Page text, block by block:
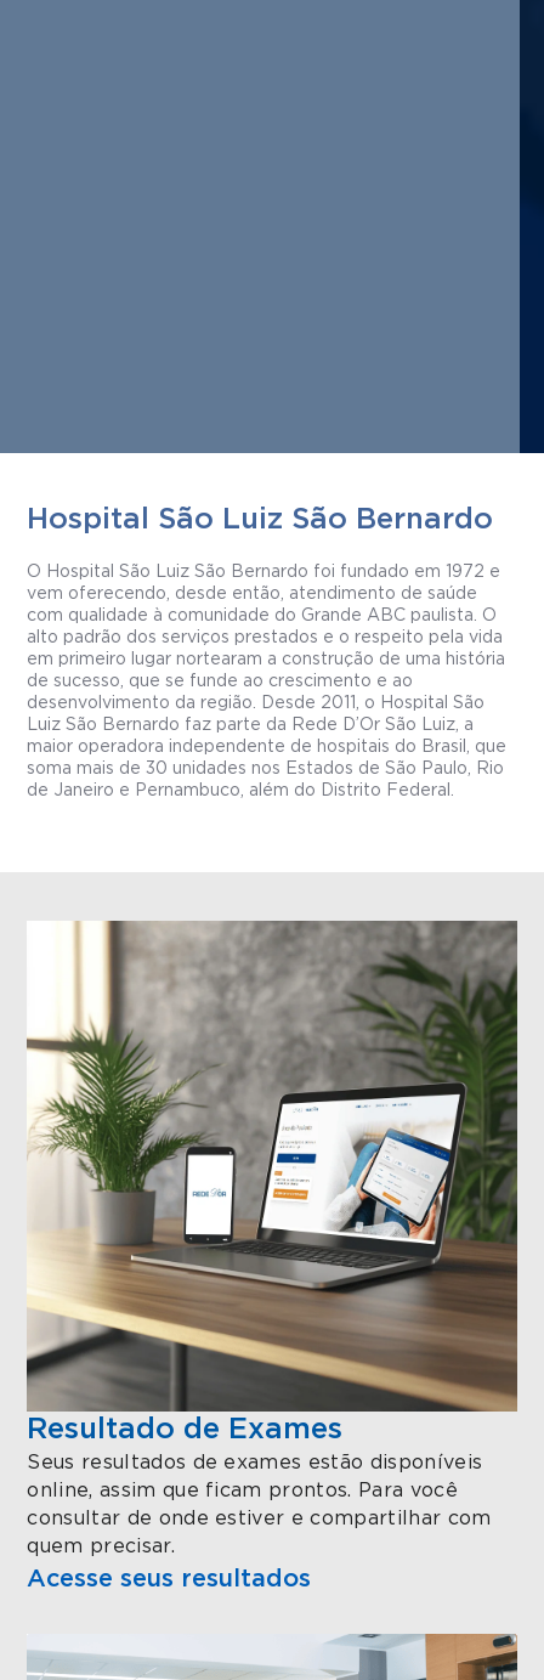
Hospital São Luiz São Bernardo
O Hospital São Luiz São Bernardo foi fundado em 1972 e
vem oferecendo, desde então, atendimento de saúde
com qualidade à comunidade do Grande ABC paulista. O
alto padrão dos serviços prestados e o respeito pela vida
em primeiro lugar nortearam a construção de uma história
de sucesso, que se funde ao crescimento e ao
desenvolvimento da região. Desde 2011, o Hospital São
Luiz São Bernardo faz parte da Rede D’Or São Luiz, a
maior operadora independente de hospitais do Brasil, que
soma mais de 30 unidades nos Estados de São Paulo, Rio
de Janeiro e Pernambuco, além do Distrito Federal.
Resultado de Exames
Seus resultados de exames estão disponíveis
online, assim que ficam prontos. Para você
consultar de onde estiver e compartilhar com
quem precisar.
Acesse seus resultados